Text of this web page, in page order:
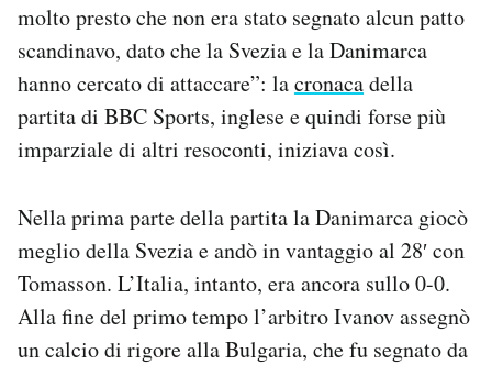
molto presto che non era stato segnato alcun patto
scandinavo, dato che la Svezia e la Danimarca
hanno cercato di attaccare”: lacronacadella
partita di BBC Sports, inglese e quindi forse più
imparziale di altri resoconti, iniziava così.
Nella prima parte della partita la Danimarca giocò
meglio della Svezia e andò in vantaggio al 28′ con
Tomasson. L’Italia, intanto, era ancora sullo 0-0.
Alla fine del primo tempo l’arbitro Ivanov assegnò
un calcio di rigore alla Bulgaria, che fu segnato da